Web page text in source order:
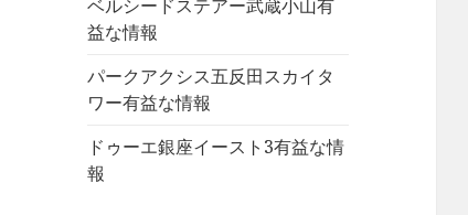
ベルシードステアー武蔵小山有
益な情報
パークアクシス五反田スカイタ
ワー有益な情報
ドゥーエ銀座イースト3有益な情
報